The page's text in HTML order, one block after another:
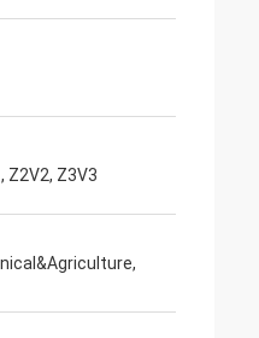
Z2V2, Z3V3